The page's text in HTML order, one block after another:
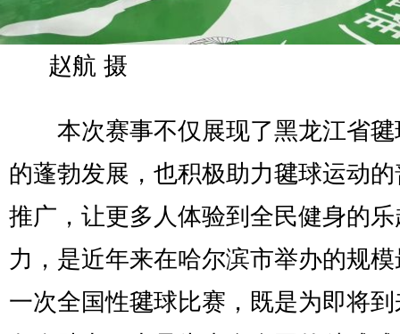
赵航 摄
本次赛事不仅展现了黑龙江省毽
的蓬勃发展，也积极助力毽球运动
推广，让更多人体验到全民健身的
力，是近年来在哈尔滨市举办的规
一次全国性毽球比赛，既是为即将